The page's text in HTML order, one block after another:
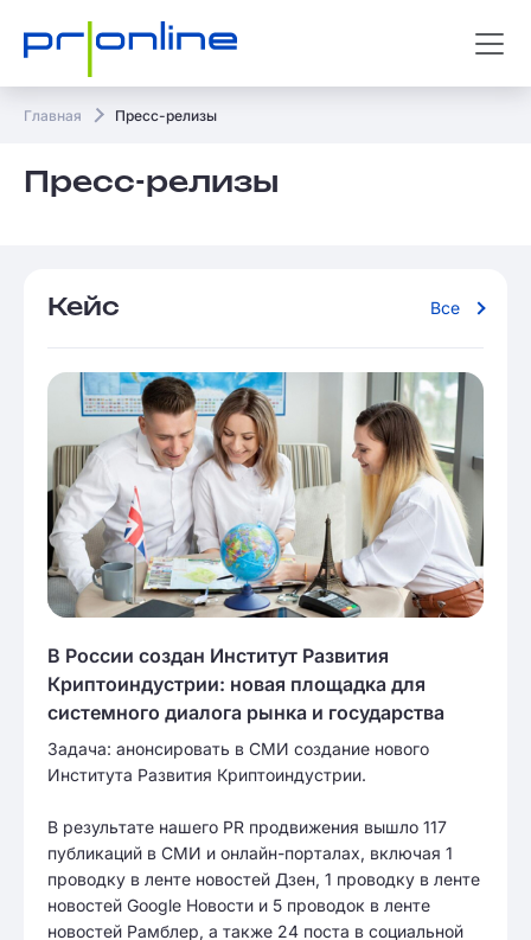
Главная Пресс-релизы
Пресс-релизы
Кейс Все
В России создан Институт Развития
Криптоиндустрии: новая площадка для
системного диалога рынка и государства
Задача: анонсировать в СМИ создание нового
Института Развития Криптоиндустрии.
В результате нашего PR продвижения вышло 117
публикаций в СМИ и онлайн-порталах, включая 1
проводку в ленте новостей Дзен, 1 проводку в ленте
новостей Google Новости и 5 проводок в ленте
новостей Рамблер, а также 24 поста в социальной